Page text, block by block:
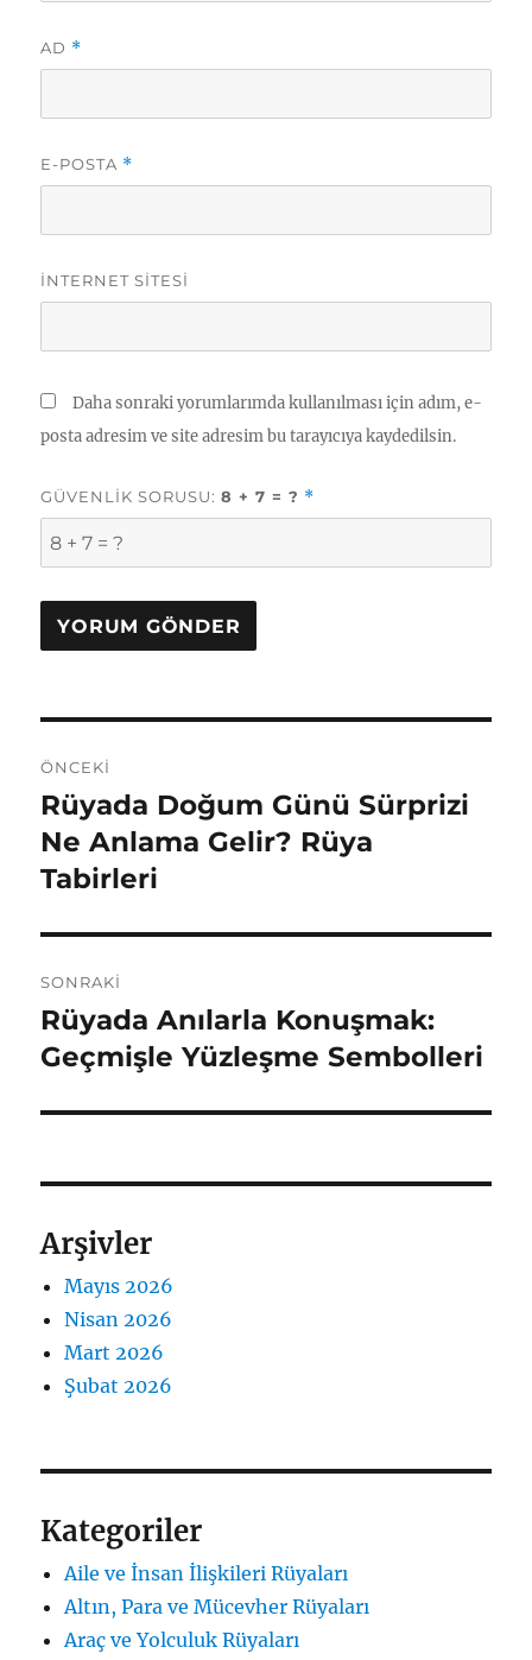
AD *
E-POSTA *
İNTERNET SITESI
Daha sonraki yorumlarımda kullanılması için adım, e-
posta adresim ve site adresim bu tarayıcıya kaydedilsin.
GÜVENLIK SORUSU:8 + 7 = ? *
gezinmesi
ÖNCEKI
Önceki
yazı:
Rüyada Doğum Günü Sürprizi
Ne Anlama Gelir? Rüya
Tabirleri
SONRAKI
Sonraki
yazı:
Rüyada Anılarla Konuşmak:
Geçmişle Yüzleşme Sembolleri
Arşivler
Mayıs 2026
Nisan 2026
Mart 2026
Şubat 2026
Kategoriler
Aile ve İnsan İlişkileri Rüyaları
Altın, Para ve Mücevher Rüyaları
Araç ve Yolculuk Rüyaları